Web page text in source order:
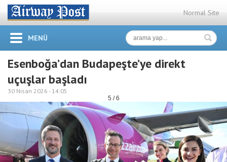
Normal Site
MENÜ
Esenboğa’dan Budapeşte’ye direkt
uçuşlar başladı
30 Nisan 2026 - 14:05
5 / 6